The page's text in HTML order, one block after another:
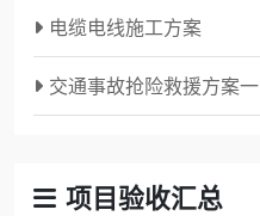
电缆电线施工方案
交通事故抢险救援方案一
项目验收汇总